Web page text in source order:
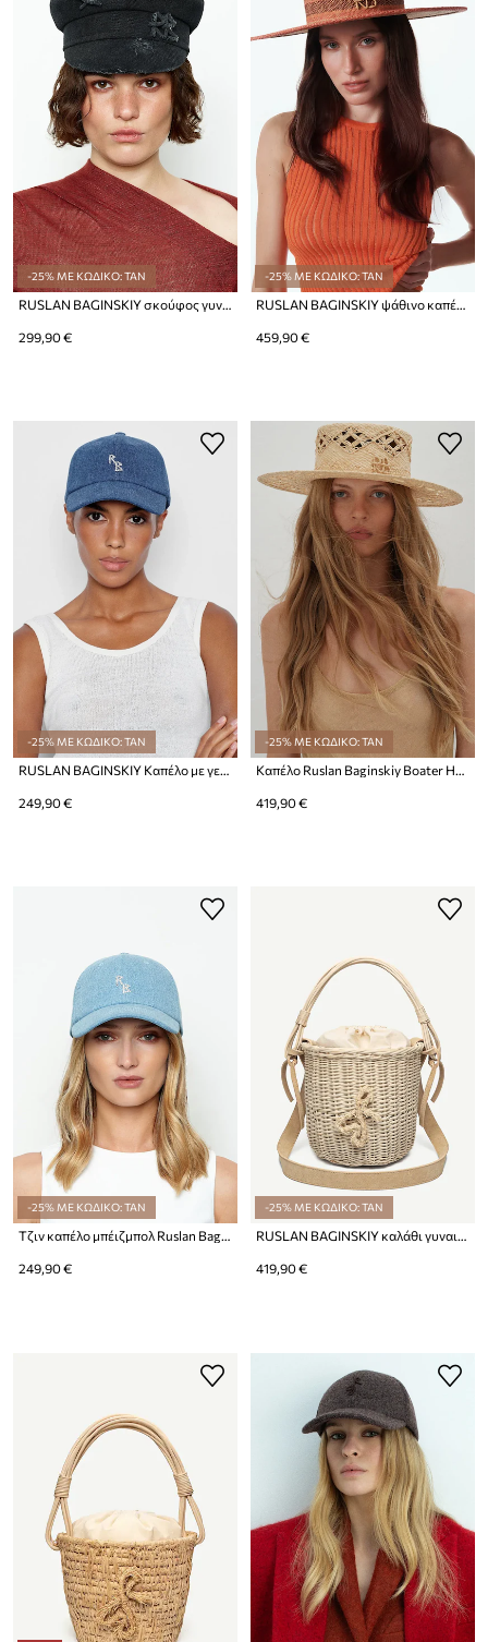
-25% ΜΕ ΚΩΔΙΚΟ: TAN
299,90 €
-25% ΜΕ ΚΩΔΙΚΟ: TAN
459,90 €
-25% ΜΕ ΚΩΔΙΚΟ: TAN
RUSLAN BAGINSKIY Καπέλο με γείσο γυναικείο ντένιμ Baseball Cap
249,90 €
-25% ΜΕ ΚΩΔΙΚΟ: TAN
Καπέλο Ruslan Baginskiy Boater Hat
419,90 €
-25% ΜΕ ΚΩΔΙΚΟ: TAN
Τζιν καπέλο μπέιζμπολ Ruslan Baginskiy
249,90 €
-25% ΜΕ ΚΩΔΙΚΟ: TAN
RUSLAN BAGINSKIY καλάθι γυναικείο πλεγμένο
419,90 €